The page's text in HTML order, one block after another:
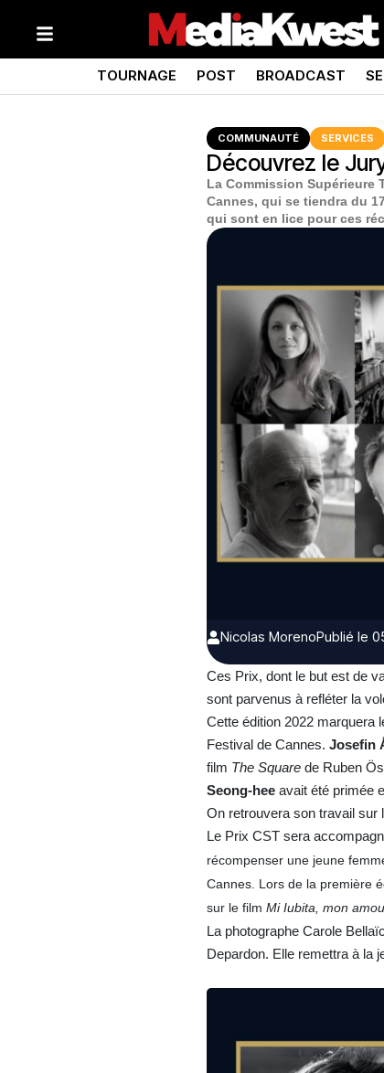
TOURNAGE POST BROADCAST
COMMUNAUTÉ SERVICES
Découvrez le
La Commission Supérieure
Cannes, qui se tiendra du
qui sont en lice pour ces
Nicolas MorenoPublié le
Ces Prix, dont le but est de
sont parvenus à refléter la
Cette édition 2022 marquera
Festival de Cannes.Josefin
film The Square de Ruben
Seong-hee avait été primée
On retrouvera son travail sur
Le Prix CST sera
récompenser une jeune
Cannes. Lors de la première
sur le filmMi Iubita, mon
La photographe Carole
Depardon. Elle remettra à la